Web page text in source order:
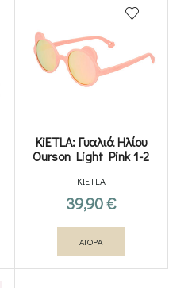
KiETLA: Γυαλιά Ηλίου
Ourson Light Pink 1-2
KIETLA
39,90€
ΑΓΟΡΑ